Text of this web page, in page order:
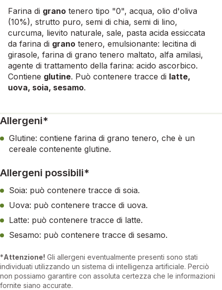
Farina di grano tenero tipo "0", acqua, olio d'oliva
(10%), strutto puro, semi di chia, semi di lino,
curcuma, lievito naturale, sale, pasta acida essiccata
da farina di grano tenero, emulsionante: lecitina di
girasole, farina di grano tenero maltato, alfa amilasi,
agente di trattamento della farina: acido ascorbico.
Contiene glutine. Può contenere tracce di latte,
uova, soia, sesamo.
Allergeni*
Glutine: contiene farina di grano tenero, che è un
cereale contenente glutine.
Allergeni possibili*
Soia: può contenere tracce di soia.
Uova: può contenere tracce di uova.
Latte: può contenere tracce di latte.
Sesamo: può contenere tracce di sesamo.
*Attenzione! Gli allergeni eventualmente presenti sono stati
individuati utilizzando un sistema di intelligenza artificiale. Perciò
non possiamo garantire con assoluta certezza che le informazioni
fornite siano accurate.